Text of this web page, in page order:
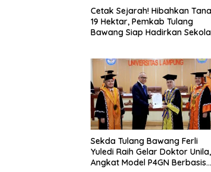
Cetak Sejarah! Hibahkan
19 Hektar, Pemkab Tulang
Bawang Siap Hadirkan
Sekda Tulang Bawang Ferli
Yuledi Raih Gelar Doktor Unila,
Angkat Model P4GN Berbasis